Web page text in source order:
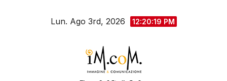
Lun. Ago 3rd, 2026 12:20:20 PM